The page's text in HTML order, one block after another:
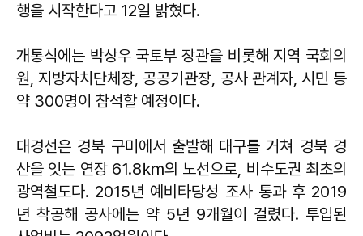
행을 시작한다고 12일 밝혔다.
개통식에는 박상우 국토부 장관을 비롯해 지역 국회의
원, 지방자치단체장, 공공기관장, 공사 관계자, 시민 등
약 300명이 참석할 예정이다.
대경선은 경북 구미에서 출발해 대구를 거쳐 경북 경
산을 잇는 연장 61.8㎞의 노선으로, 비수도권 최초의
광역철도다. 2015년 예비타당성 조사 통과 후 2019
년 착공해 공사에는 약 5년 9개월이 걸렸다. 투입된